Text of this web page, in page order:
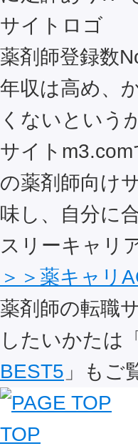
薬剤師登録数
年収は高め、
くないという
サイト
の薬剤師向け
味し、自分に
スリーキャリ
＞＞薬キャリ
薬剤師の転職
したいかたは「
BEST5 」もご
TOP